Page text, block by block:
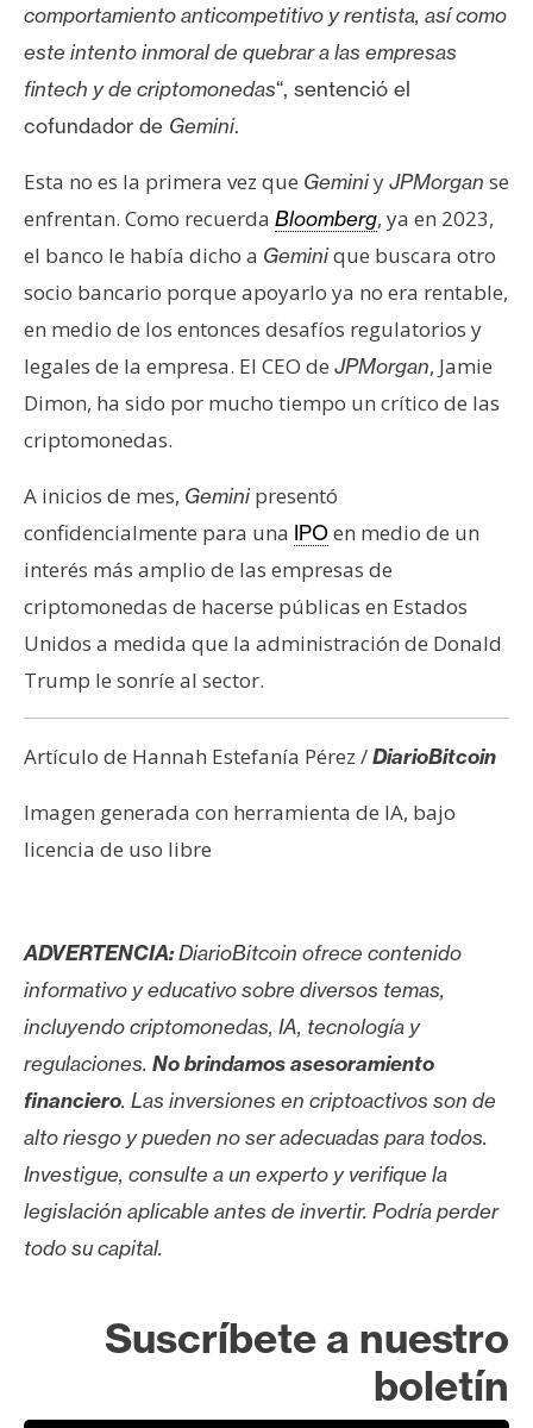
comportamiento anticompetitivo y rentista, así como
este intento inmoral de quebrar a las empresas
fintech y de criptomonedas“, sentenció el
cofundador de Gemini.
Esta no es la primera vez que GeminiyJPMorgan se
enfrentan. Como recuerda Bloomberg, ya en 2023,
el banco le había dicho a Geminique buscara otro
socio bancario porque apoyarlo ya no era rentable,
en medio de los entonces desafíos regulatorios y
legales de la empresa. El CEO de JPMorgan, Jamie
Dimon, ha sido por mucho tiempo un crítico de las
criptomonedas.
A inicios de mes, Geminipresentó
confidencialmente para una IPOen medio de un
interés más amplio de las empresas de
criptomonedas de hacerse públicas en Estados
Unidos a medida que la administración de Donald
Trump le sonríe al sector.
Artículo de Hannah Estefanía Pérez /DiarioBitcoin
Imagen generada con herramienta de IA, bajo
licencia de uso libre
ADVERTENCIA:DiarioBitcoin ofrece contenido
informativo y educativo sobre diversos temas,
incluyendo criptomonedas, IA, tecnología y
regulaciones. No brindamos asesoramiento
financiero. Las inversiones en criptoactivos son de
alto riesgo y pueden no ser adecuadas para todos.
Investigue, consulte a un experto y verifique la
legislación aplicable antes de invertir. Podría perder
todo su capital.
Suscríbete a nuestro
boletín